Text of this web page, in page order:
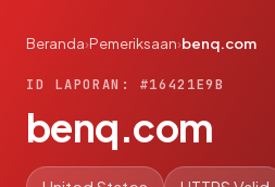
Beranda›Pemeriksaan›benq.com
ID LAPORAN: #16421E9B
benq.com